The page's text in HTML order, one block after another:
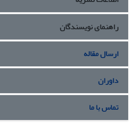
راهنمای نویسندگان
ارسال مقاله
داوران
تماس با ما